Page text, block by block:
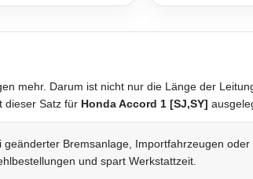
mehr. Darum ist nicht nur die Länge der
dieser Satz für Honda Accord 1 [SJ,SY]
geänderter Bremsanlage, Importfahrzeugen
und spart Werkstattzeit.